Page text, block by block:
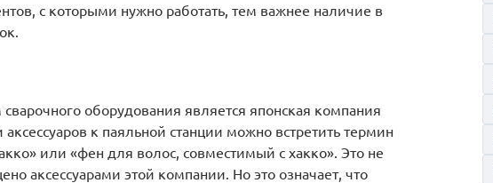
с которыми нужно работать, тем важнее наличие в
оборудования является японская компания
к паяльной станции можно встретить термин
или «фен для волос, совместимый с хакко». Это не
аксессуарами этой компании. Но это означает, что